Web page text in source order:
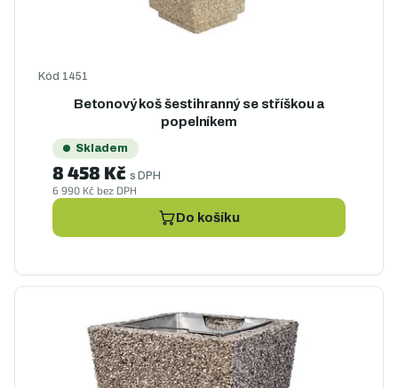
Betonový koš šestihranný se stříškou a
popelníkem
Kód 1451
Skladem
6 990 Kč bez DPH
8 458 Kč s DPH
Do košíku